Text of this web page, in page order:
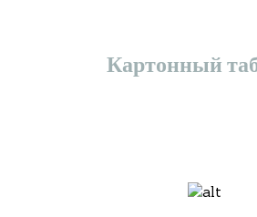
Картонный